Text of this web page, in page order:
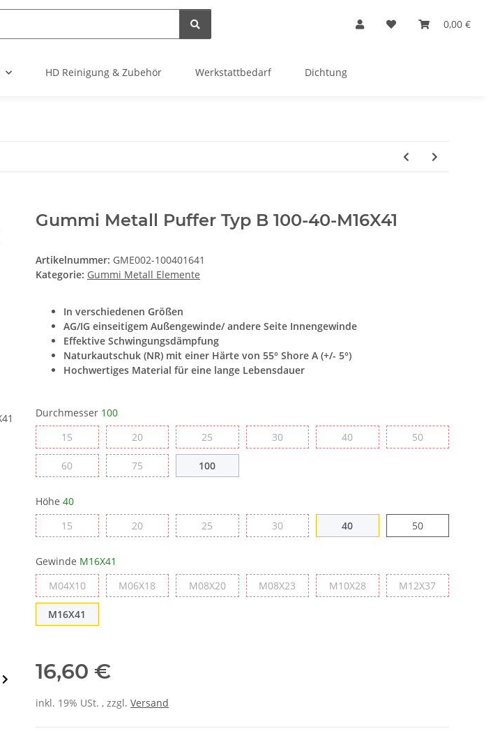
0,00 €
HD Reinigung & Zubehör Werkstattbedarf Dichtung
Gummi Metall Puffer Typ B 100-40-M16X41
Artikelnummer: GME002-100401641
Kategorie: Gummi Metall Elemente
In verschiedenen Größen
AG/IG einseitigem Außengewinde/ andere Seite Innengewinde
Effektive Schwingungsdämpfung
Naturkautschuk (NR) mit einer Härte von 55° Shore A (+/- 5°)
Hochwertiges Material für eine lange Lebensdauer
Durchmesser 100
15
2020 25 3030 4040 5050
6060 7575 100100
Höhe 40
15
2020 25 3030 4040 5050
Gewinde M16X41
M04X10M04X10M06X18 M06X18M08X20M08X20M08X23 M08X23M10X28M10X28M12X37M12X37
M16X41
16,60 €
inkl. 19% USt. , zzgl. Versand